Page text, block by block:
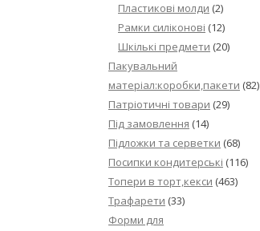
Пластикові молди (2)
Рамки силіконові (12)
Шкількі предмети (20)
Пакувальний
матеріал:коробки,пакети (82)
Патріотичні товари (29)
Під замовлення (14)
Підложки та серветки (68)
Посипки кондитерські (116)
Топери в торт,кекси (463)
Трафарети (33)
Форми для